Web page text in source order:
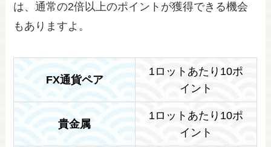
は、通常の2倍以上のポイントが獲得できる機会
もありますよ。
FX通貨ペア
1ロットあたり10ポ
イント
貴金属
1ロットあたり10ポ
イント